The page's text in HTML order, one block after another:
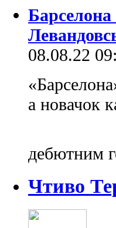
08.08.22
а новачок
дебютним
Чтиво